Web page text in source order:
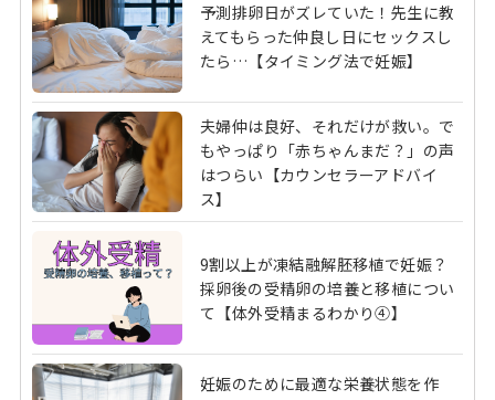
予測排卵日がズレていた！先生に教
えてもらった仲良し日にセックスし
たら…【タイミング法で妊娠】
夫婦仲は良好、それだけが救い。で
もやっぱり「赤ちゃんまだ？」の声
はつらい【カウンセラーアドバイ
ス】
9割以上が凍結融解胚移植で妊娠？
採卵後の受精卵の培養と移植につい
て【体外受精まるわかり④】
妊娠のために最適な栄養状態を作